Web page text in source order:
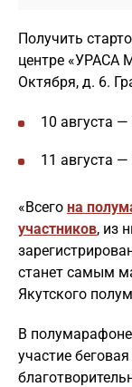
Получить
центре «УРАСА
Октября, д. 6.
10 августа
11 августа
«Всего на
участников, из
станет самым
Якутского
В
участие